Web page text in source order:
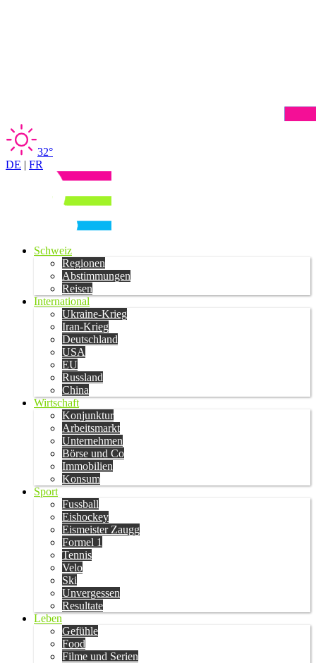
32°
DE | FR
Schweiz
Regionen
Abstimmungen
Reisen
International
Ukraine-Krieg
Iran-Krieg
Deutschland
USA
EU
Russland
China
Wirtschaft
Konjunktur
Arbeitsmarkt
Unternehmen
Börse und Co
Immobilien
Konsum
Sport
Fussball
Eishockey
Eismeister Zaugg
Formel 1
Tennis
Velo
Ski
Unvergessen
Resultate
Leben
Gefühle
Food
Filme und Serien